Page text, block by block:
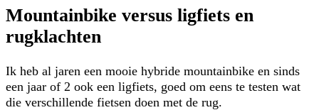
Mountainbike versus ligfiets en
rugklachten
Ik heb al jaren een mooie hybride mountainbike en sinds
een jaar of 2 ook een ligfiets, goed om eens te testen wat
die verschillende fietsen doen met de rug.